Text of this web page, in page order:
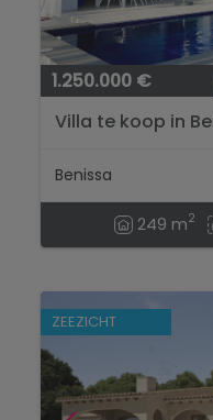
1.250.000 €
Villa te koop in
Benissa
249 m2
ZEEZICHT